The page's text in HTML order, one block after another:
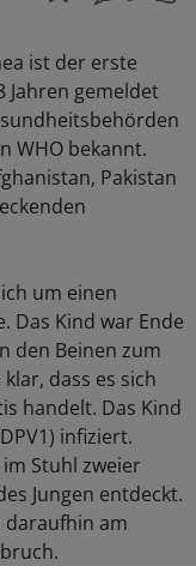
ist der erste
Jahren gemeldet
WHO bekannt.
Pakistan
um einen
Das Kind war Ende
den Beinen zum
dass es sich
handelt. Das Kind
infiziert.
Stuhl zweier
Jungen entdeckt.
daraufhin am